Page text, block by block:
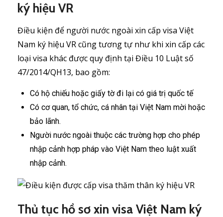
ký hiệu VR
Điều kiện để người nước ngoài xin cấp visa Việt
Nam ký hiệu VR cũng tương tự như khi xin cấp các
loại visa khác được quy định tại Điều 10 Luật số
47/2014/QH13, bao gồm:
Có hộ chiếu hoặc giấy tờ đi lại có giá trị quốc tế
Có cơ quan, tổ chức, cá nhân tại Việt Nam mời hoặc
bảo lãnh.
Người nước ngoài thuộc các trường hợp cho phép
nhập cảnh hợp pháp vào Việt Nam theo luật xuất
nhập cảnh.
Thủ tục hồ sơ xin visa Việt Nam ký